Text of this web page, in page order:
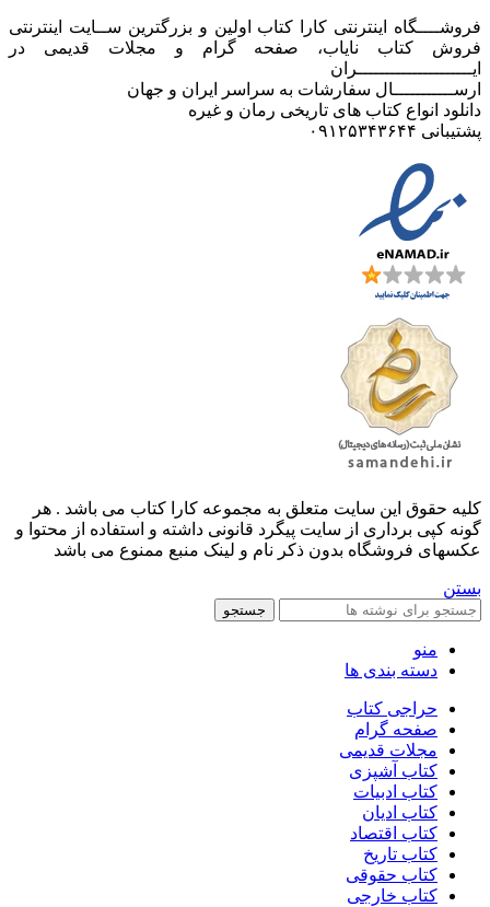
فروشــــگاه اینترنتی کارا کتاب اولین و بزرگترین ســایت اینترنتی
فروش کتاب نایاب، صفحه گرام و مجلات قدیمی در
ایـــــــــــــــــــــران
ارســـــــــــال سفارشات به سراسر ایران و جهان
دانلود انواع کتاب های تاریخی رمان و غیره
پشتیبانی ۰۹۱۲۵۳۴۳۶۴۴
کليه حقوق اين سايت متعلق به مجموعه کارا کتاب می باشد . هر
گونه کپی برداری از سایت پیگرد قانونی داشته و استفاده از محتوا و
عکسهای فروشگاه بدون ذکر نام و لینک منبع ممنوع می باشد
بستن
جستجو
منو
دسته بندی ها
حراجی کتاب
صفحه گرام
مجلات قدیمی
کتاب آشپزی
کتاب ادبیات
کتاب ادیان
کتاب اقتصاد
کتاب تاریخ
کتاب حقوقی
کتاب خارجی